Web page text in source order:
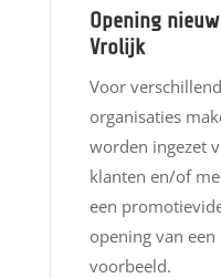
Opening
Vrolijk
Voor
organisaties
worden ingezet
klanten en/of
een
opening van
voorbeeld.